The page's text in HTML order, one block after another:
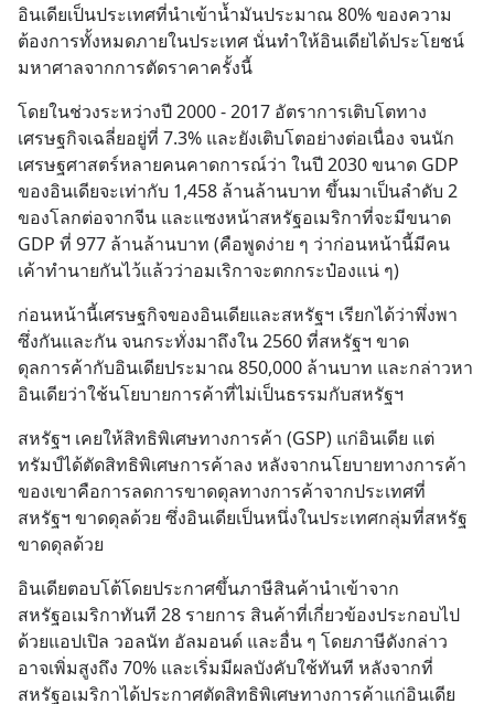
อินเดียเป็นประเทศที่นำเข้าน้ำมันประมาณ 80% ของความ
ต้องการทั้งหมดภายในประเทศ นั่นทำให้อินเดียได้ประโยชน์
มหาศาลจากการตัดราคาครั้งนี้
โดยในช่วงระหว่างปี 2000 - 2017 อัตราการเติบโตทาง
เศรษฐกิจเฉลี่ยอยู่ที่ 7.3% และยังเติบโตอย่างต่อเนื่อง จนนัก
เศรษฐศาสตร์หลายคนคาดการณ์ว่า ในปี 2030 ขนาด GDP
ของอินเดียจะเท่ากับ 1,458 ล้านล้านบาท ขึ้นมาเป็นลำดับ 2
ของโลกต่อจากจีน และแซงหน้าสหรัฐอเมริกาที่จะมีขนาด
GDP ที่ 977 ล้านล้านบาท (คือพูดง่าย ๆ ว่าก่อนหน้านี้มีคน
เค้าทำนายกันไว้แล้วว่าอมเริกาจะตกกระป๋องแน่ ๆ)
ก่อนหน้านี้เศรษฐกิจของอินเดียและสหรัฐฯ เรียกได้ว่าพึ่งพา
ซึ่งกันและกัน จนกระทั่งมาถึงใน 2560 ที่สหรัฐฯ ขาด
ดุลการค้ากับอินเดียประมาณ 850,000 ล้านบาท และกล่าวหา
อินเดียว่าใช้นโยบายการค้าที่ไม่เป็นธรรมกับสหรัฐฯ
สหรัฐฯ เคยให้สิทธิพิเศษทางการค้า (GSP) แก่อินเดีย แต่
ทรัมป์ได้ตัดสิทธิพิเศษการค้าลง หลังจากนโยบายทางการค้า
ของเขาคือการลดการขาดดุลทางการค้าจากประเทศที่
สหรัฐฯ ขาดดุลด้วย ซึ่งอินเดียเป็นหนึ่งในประเทศกลุ่มที่สหรัฐ
ขาดดุลด้วย
อินเดียตอบโต้โดยประกาศขึ้นภาษีสินค้านำเข้าจาก
สหรัฐอเมริกาทันที 28 รายการ สินค้าที่เกี่ยวข้องประกอบไป
ด้วยแอปเปิล วอลนัท อัลมอนด์ และอื่น ๆ โดยภาษีดังกล่าว
อาจเพิ่มสูงถึง 70% และเริ่มมีผลบังคับใช้ทันที หลังจากที่
สหรัฐอเมริกาได้ประกาศตัดสิทธิพิเศษทางการค้าแก่อินเดีย